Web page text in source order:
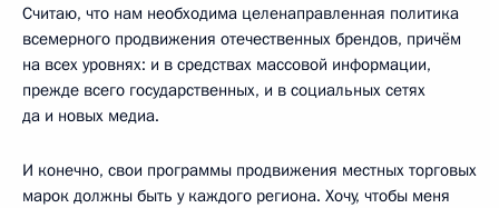
Считаю, что нам необходима целенаправленная политика
всемерного продвижения отечественных брендов, причём
на всех уровнях: и в средствах массовой информации,
прежде всего государственных, и в социальных сетях
да и новых медиа.
И конечно, свои программы продвижения местных торговых
марок должны быть у каждого региона. Хочу, чтобы меня